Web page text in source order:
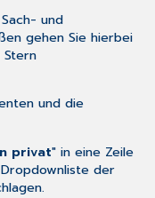
und
gehen Sie hierbei
und die
privat" in eine Zeile
der